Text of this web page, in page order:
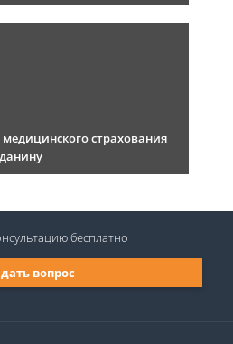
страхования
вопрос
бесплатно